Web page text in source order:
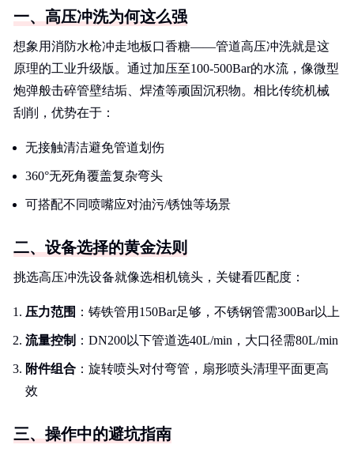
一、高压冲洗为何这么强
想象用消防水枪冲走地板口香糖——管道高压冲洗就是这
原理的工业升级版。通过加压至100-500Bar的水流，像微型
炮弹般击碎管壁结垢、焊渣等顽固沉积物。相比传统机械
刮削，优势在于：
无接触清洁避免管道划伤
360°无死角覆盖复杂弯头
可搭配不同喷嘴应对油污/锈蚀等场景
二、设备选择的黄金法则
挑选高压冲洗设备就像选相机镜头，关键看匹配度：
压力范围 ：铸铁管用150Bar足够，不锈钢管需300Bar以上
流量控制 ：DN200以下管道选40L/min，大口径需80L/min
附件组合 ：旋转喷头对付弯管，扇形喷头清理平面更高
效
三、操作中的避坑指南